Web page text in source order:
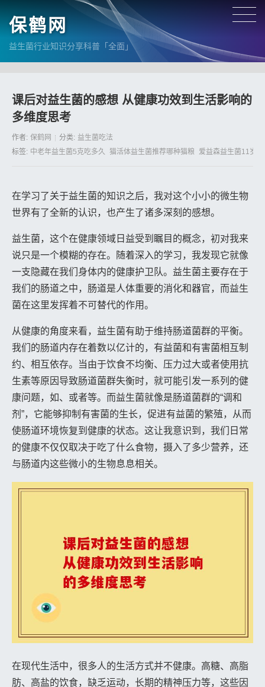
保鹤网
益生菌行业知识分享科普「全面」
课后对益生菌的感想 从健康功效到生活影响的
多维度思考
作者: 保鹤网 分类: 益生菌吃法
标签: 中老年益生菌5克吃多久 猫活体益生菌推荐哪种猫粮 爱益森益生菌11岁
在学习了关于益生菌的知识之后，我对这个小小的微生物
世界有了全新的认识，也产生了诸多深刻的感想。
益生菌，这个在健康领域日益受到瞩目的概念，初对我来
说只是一个模糊的存在。随着深入的学习，我发现它就像
一支隐藏在我们身体内的健康护卫队。益生菌主要存在于
我们的肠道之中，肠道是人体重要的消化和器官，而益生
菌在这里发挥着不可替代的作用。
从健康的角度来看，益生菌有助于维持肠道菌群的平衡。
我们的肠道内存在着数以亿计的，有益菌和有害菌相互制
约、相互依存。当由于饮食不均衡、压力过大或者使用抗
生素等原因导致肠道菌群失衡时，就可能引发一系列的健
康问题，如、或者等。而益生菌就像是肠道菌群的“调和
剂”，它能够抑制有害菌的生长，促进有益菌的繁殖，从而
使肠道环境恢复到健康的状态。这让我意识到，我们日常
的健康不仅仅取决于吃了什么食物，摄入了多少营养，还
与肠道内这些微小的生物息息相关。
在现代生活中，很多人的生活方式并不健康。高糖、高脂
肪、高盐的饮食，缺乏运动，长期的精神压力等，这些因